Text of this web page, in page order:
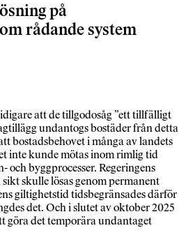
på
rådande system
att de tillgodosåg ”ett tillfälligt
undantogs bostäder från detta
bostadsbehovet i många av landets
inte kunde mötas inom rimlig tid
och byggprocesser. Regeringens
skulle lösas genom permanent
giltighetstid tidsbegränsades därför
det. Och i slutet av oktober 2025
göra det temporära undantaget